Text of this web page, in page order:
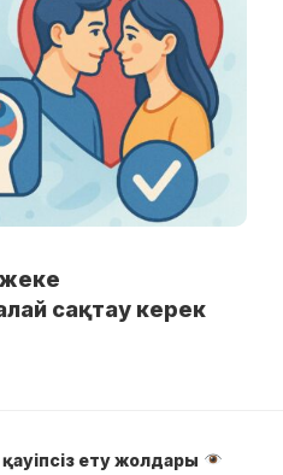
сақтау керек
ету жолдары